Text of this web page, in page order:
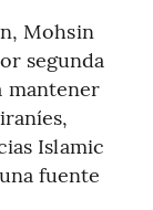
Mohsin
segunda
mantener
Islamic
fuente